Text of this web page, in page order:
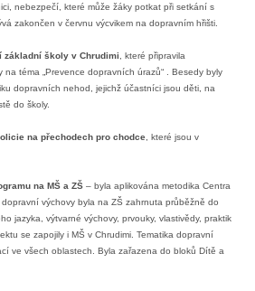
nebezpečí, které může žáky potkat při setkání s
zakončen v červnu výcvikem na dopravním hřišti.
základní školy v Chrudimi , které připravila
na téma „Prevence dopravních úrazů“ . Besedy byly
dopravních nehod, jejichž účastníci jsou děti, na
do školy.
na přechodech pro chodce , které jsou v
na MŠ a ZŠ – byla aplikována metodika Centra
výchovy byla na ZŠ zahrnuta průběžně do
jazyka, výtvarné výchovy, prvouky, vlastivědy, praktik
se zapojily i MŠ v Chrudimi. Tematika dopravní
ve všech oblastech. Byla zařazena do bloků Dítě a